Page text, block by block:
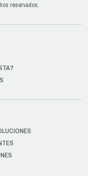
reservados.